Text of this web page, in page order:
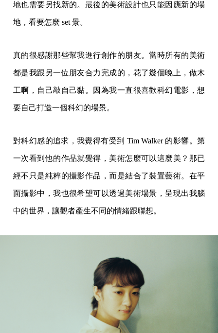
地也需要另找新的。最後的美術設計也只能因應新的場
地，看要怎麼 set 景。
真的很感謝那些幫我進行創作的朋友。當時所有的美術
都是我跟另一位朋友合力完成的，花了幾個晚上，做木
工啊，自己敲自己黏。因為我一直很喜歡科幻電影，想
要自己打造一個科幻的場景。
對科幻感的追求，我覺得有受到 Tim Walker 的影響。第
一次看到他的作品就覺得，美術怎麼可以這麼美？那已
經不只是純粹的攝影作品，而是結合了裝置藝術。在平
面攝影中，我也很希望可以透過美術場景，呈現出我腦
中的世界，讓觀者產生不同的情緒跟聯想。